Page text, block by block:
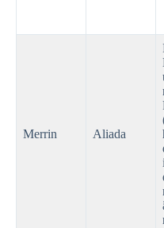
Merrin Aliada